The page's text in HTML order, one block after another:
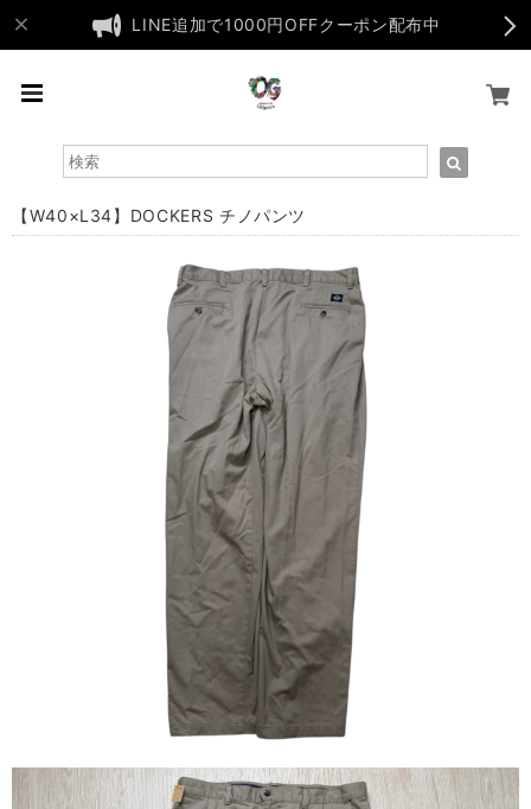
LINE追加で1000円OFFクーポン配布中
【W40×L34】DOCKERS チノパンツ